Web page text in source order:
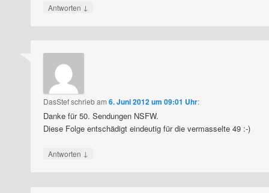
Antworten ↓
DasStefschriebam6. Juni 2012 um 09:01 Uhr:
Danke für 50. Sendungen NSFW.
Diese Folge entschädigt eindeutig für die vermasselte 49 :-)
Antworten ↓